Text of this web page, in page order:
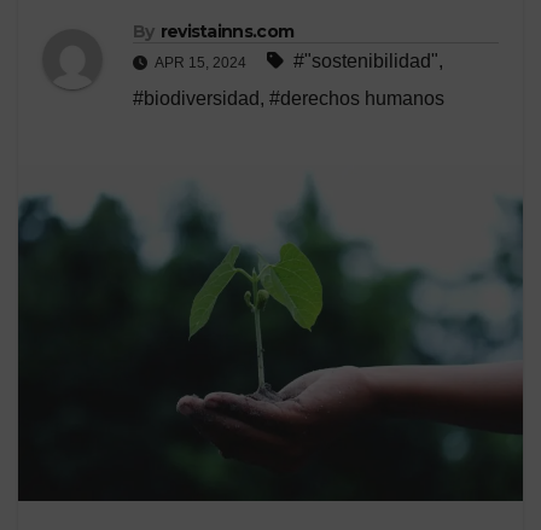
By revistainns.com
APR 15, 2024 #"sostenibilidad",
#biodiversidad , #derechos humanos